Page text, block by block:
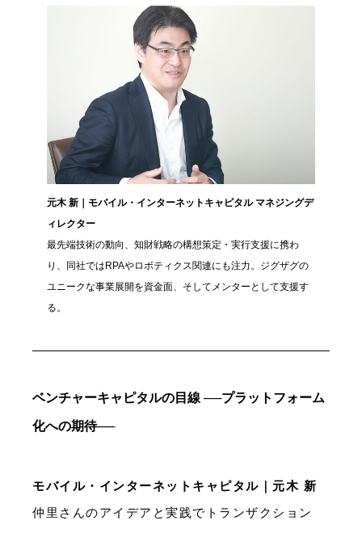
元木 新｜モバイル・インターネットキャピタル マネジングデ
ィレクター
最先端技術の動向、知財戦略の構想策定・実行支援に携わ
り、同社ではRPAやロボティクス関連にも注力。ジグザグの
ユニークな事業展開を資金面、そしてメンターとして支援す
る。
ベンチャーキャピタルの目線 ──プラットフォーム
化への期待──
モバイル・インターネットキャピタル｜元木 新
仲里さんのアイデアと実践でトランザクション